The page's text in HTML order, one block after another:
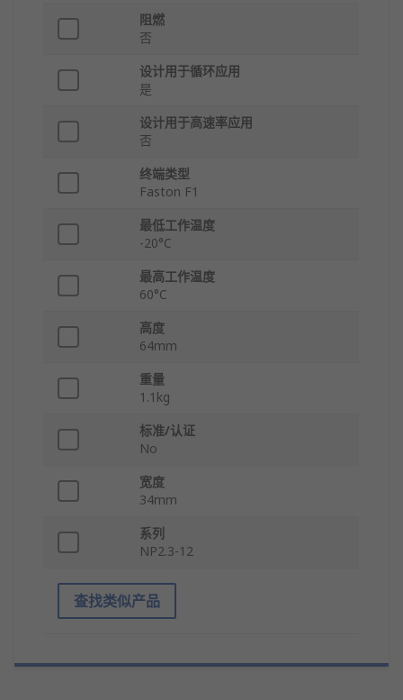
阻燃
否
设计用于循环应用
是
设计用于高速率应用
否
终端类型
Faston F1
最低工作温度
-20°C
最高工作温度
60°C
高度
64mm
重量
1.1kg
标准/认证
No
宽度
34mm
系列
NP2.3-12
查找类似产品